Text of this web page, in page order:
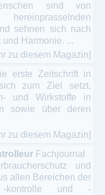
sind von
sehnen sich nach
Harmonie. ...
zu diesem Magazin]
erste Zeitschrift in
zum Ziel setzt,
und Wirkstoffe in
sowie über deren
zu diesem Magazin]
Fachjournal
und
allen Bereichen der
-kontrolle und -